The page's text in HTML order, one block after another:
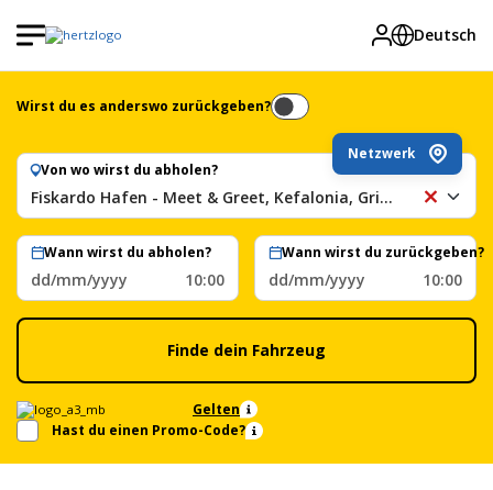
Deutsch
Wirst du es anderswo zurückgeben?
Von wo wirst du abholen?
Netzwerk
Fiskardo Hafen - Meet & Greet, Kefalonia, Griechenland
-
&
Wann wirst du abholen?
dd/mm/yyyy 10:00
Wann wirst du zurückgeben?
dd/mm/yyyy 10:00
Finde dein Fahrzeug
Hast du einen Promo-Code?
Gelten